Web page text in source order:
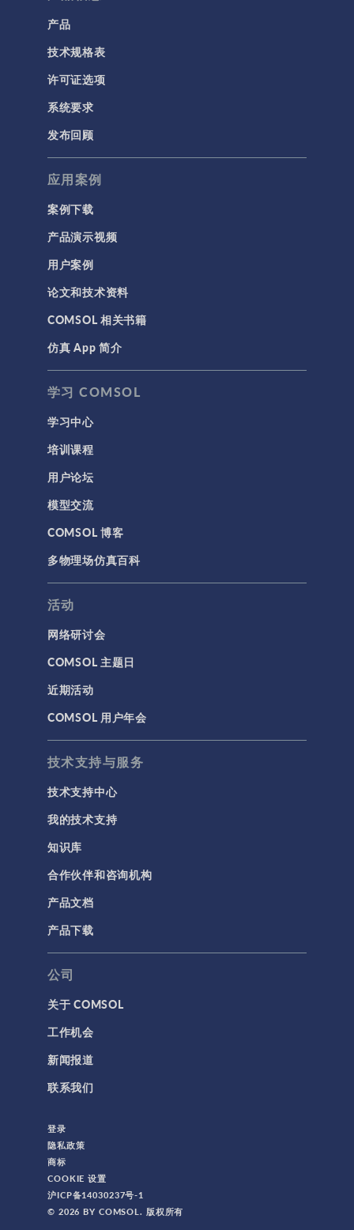
产品
技术规格表
许可证选项
系统要求
发布回顾
应用案例
案例下载
产品演示视频
用户案例
论文和技术资料
COMSOL 相关书籍
仿真 App 简介
学习 COMSOL
学习中心
培训课程
用户论坛
模型交流
COMSOL 博客
多物理场仿真百科
活动
网络研讨会
COMSOL 主题日
近期活动
COMSOL 用户年会
技术支持与服务
技术支持中心
我的技术支持
知识库
合作伙伴和咨询机构
产品文档
产品下载
公司
关于 COMSOL
工作机会
新闻报道
联系我们
登录
隐私政策
商标
COOKIE 设置
沪ICP备14030237号-1
© 2026 BY COMSOL. 版权所有